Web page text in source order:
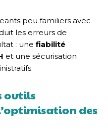
peu familiers avec
les erreurs de
: une fiabilité
et une sécurisation
outils
des